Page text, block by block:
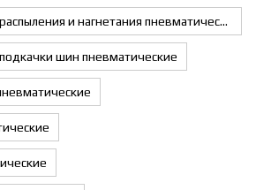
Пистолеты для распыления и нагнетания пневматические
шин пневматические